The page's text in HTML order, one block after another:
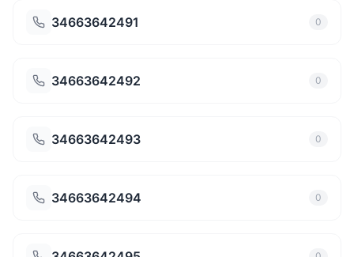
34663642491 0
34663642492 0
34663642493 0
34663642494 0